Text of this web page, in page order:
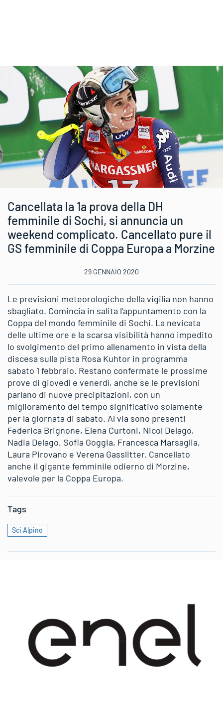
Cancellata la 1a prova della DH
femminile di Sochi, si annuncia un
weekend complicato. Cancellato pure il
GS femminile di Coppa Europa a Morzine
29 GENNAIO 2020
Le previsioni meteorologiche della vigilia non hanno
sbagliato. Comincia in salita l’appuntamento con la
Coppa del mondo femminile di Sochi. La nevicata
delle ultime ore e la scarsa visibilità hanno impedito
lo svolgimento del primo allenamento in vista della
discesa sulla pista Rosa Kuhtor in programma
sabato 1 febbraio. Restano confermate le prossime
prove di giovedì e venerdì, anche se le previsioni
parlano di nuove precipitazioni, con un
miglioramento del tempo significativo solamente
per la giornata di sabato. Al via sono presenti
Federica Brignone, Elena Curtoni, Nicol Delago,
Nadia Delago, Sofia Goggia, Francesca Marsaglia,
Laura Pirovano e Verena Gasslitter. Cancellato
anche il gigante femminile odierno di Morzine,
valevole per la Coppa Europa.
Tags
Sci Alpino